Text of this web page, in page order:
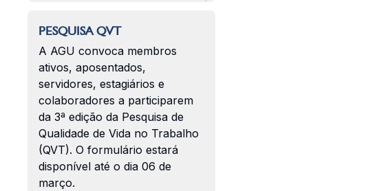
PESQUISA QVT
A AGU convoca membros
ativos, aposentados,
servidores, estagiários e
colaboradores a participarem
da 3ª edição da Pesquisa de
Qualidade de Vida no Trabalho
(QVT). O formulário estará
disponível até o dia 06 de
março.